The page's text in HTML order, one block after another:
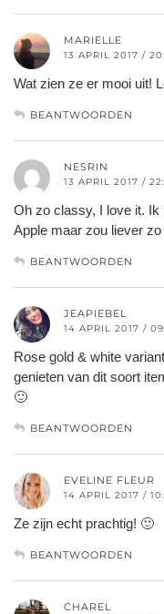
MARIELLE
13 APRIL 2017 /
Wat zien ze er mooi uit!
BEANTWOORDEN
NESRIN
13 APRIL 2017 /
Oh zo classy, I love it.
Apple maar zou liever
BEANTWOORDEN
JEAPIEBEL
14 APRIL 2017 /
Rose gold & white
genieten van dit soort
🙂
BEANTWOORDEN
EVELINE FLEUR
14 APRIL 2017 /
Ze zijn echt prachtig! 🙂
BEANTWOORDEN
CHAREL